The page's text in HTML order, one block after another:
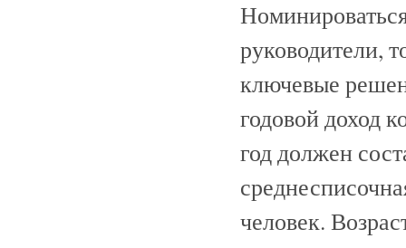
руководители,
ключевые
годовой доход
год должен
человек.